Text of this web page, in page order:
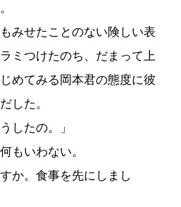
みせたことのない険しい表
ミつけたのち、だまって上
めてみる岡本君の態度に彼
した。
したの。」
もいわない。
か。食事を先にしまし